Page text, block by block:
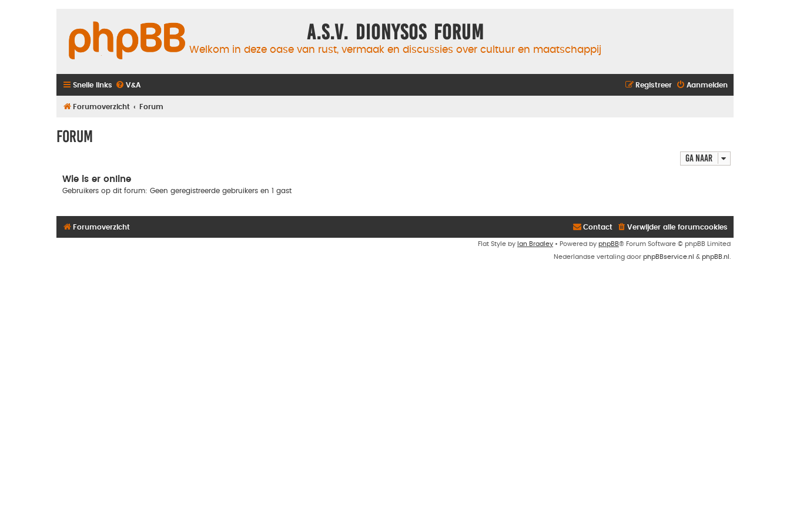
A.S.V. Dionysos Forum
Welkom in deze oase van rust, vermaak en discussies over cultuur en maatschappij
Snelle links V&A Aanmelden
Registreer
Forumoverzicht Forum
Forum
Ga naar
Wie is er online
Gebruikers op dit forum: Geen geregistreerde gebruikers en 1 gast
Forumoverzicht Verwijder alle forumcookies
Contact
Flat Style by Ian Bradley • Powered by phpBB® Forum Software © phpBB Limited
Nederlandse vertaling door phpBBservice.nl & phpBB.nl